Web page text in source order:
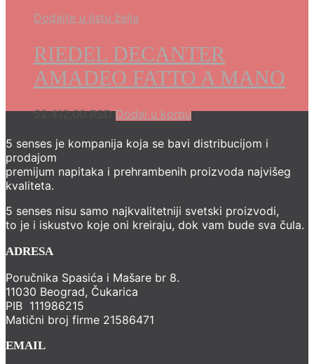
Dodajte u listu želja
RIEDEL DECANTER
AMADEO FATTO A MANO
52.412,00RSD Dodaj u korpu
5 senses je kompanija koja se bavi distribucijom i
prodajom
premijum napitaka i prehrambenih proizvoda najvišeg
kvaliteta.
5 senses nisu samo najkvalitetniji svetski proizvodi,
to je i iskustvo koje oni kreiraju, dok vam bude sva čula.
ADRESA
Poručnika Spasića i Mašare br 8.
11030 Beograd, Čukarica
PIB 111986215
Matični broj firme 21586471
EMAIL